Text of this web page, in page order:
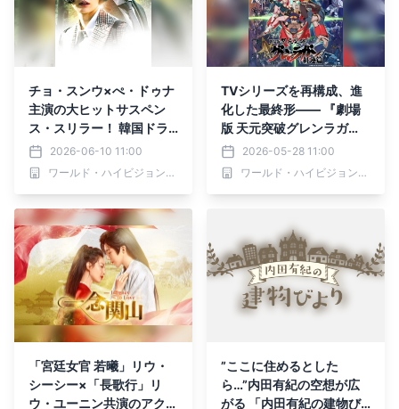
チョ・スンウ×ぺ・ドゥナ
主演の大ヒットサスペン
ス・スリラー！ 韓国ドラ
マ「秘密の森～深い闇の向
こうに～」 6月13日（土）
ひる2:00～ BS12 トゥエ
2026-06-10 11:00
ワールド・ハイビジョン・チャンネル株式会社
TVシリーズを再構成、進
化した最終形―― 『劇場
版 天元突破グレンラガ
ン』二部作 ブルーレイ版
マスターで放送 6月7日
（日）よる7時～BS12 ト
2026-05-28 11:00
ワールド・ハイビジョン・チャンネル株式会社
「宮廷女官 若曦」リウ・
シーシー×「長歌行」リ
ウ・ユーニン共演のアクシ
”ここに住めるとした
ら…”内田有紀の空想が広
がる 「内田有紀の建物び